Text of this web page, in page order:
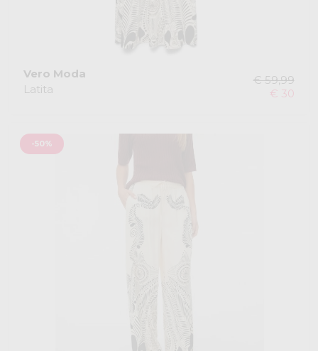
Vero Moda
Latita
€ 59,99
€ 30
-50%